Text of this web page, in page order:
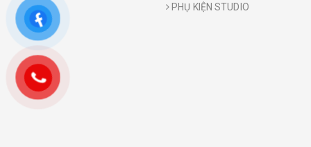
PHỤ KIỆN STUDIO